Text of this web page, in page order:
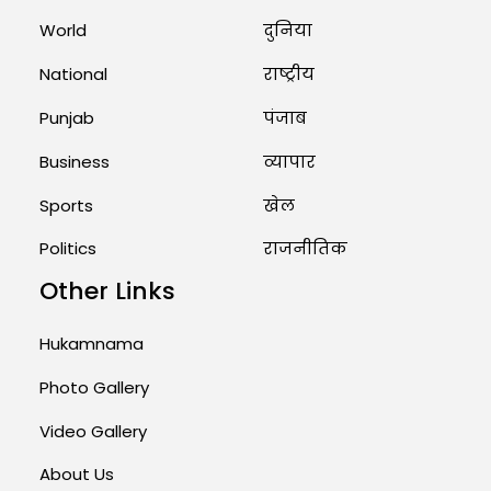
Priests Conducting Rituals...
August 1, 2026 11:24 AM
World
National
Punjab
Business
Sports
Politics
दुनिया
राष्ट्रीय
पंजाब
व्यापार
खेल
राजनीतिक
Other Links
Hukamnama
Photo Gallery
Video Gallery
About Us